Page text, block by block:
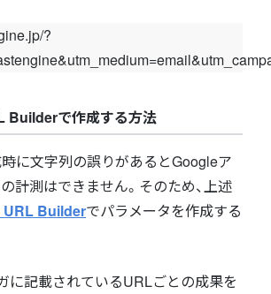
?
Builderで作成する方法
に文字列の誤りがあるとGoogleア
計測はできません。そのため、上述
Builderでパラメータを作成する
に記載されているURLごとの成果を